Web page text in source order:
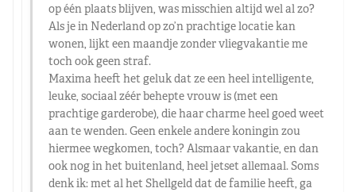
op één plaats blijven, was misschien altijd wel al zo?
Als je in Nederland op zo’n prachtige locatie kan
wonen, lijkt een maandje zonder vliegvakantie me
toch ook geen straf.
Maxima heeft het geluk dat ze een heel intelligente,
leuke, sociaal zéér behepte vrouw is (met een
prachtige garderobe), die haar charme heel goed weet
aan te wenden. Geen enkele andere koningin zou
hiermee wegkomen, toch? Alsmaar vakantie, en dan
ook nog in het buitenland, heel jetset allemaal. Soms
denk ik: met al het Shellgeld dat de familie heeft, ga